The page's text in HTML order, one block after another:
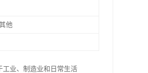
他
工业、制造业和日常生活